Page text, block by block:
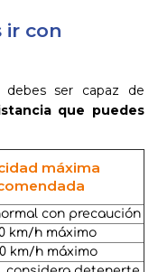
ir con
ser capaz de
que puedes
máxima
con precaución
km/h máximo
km/h máximo